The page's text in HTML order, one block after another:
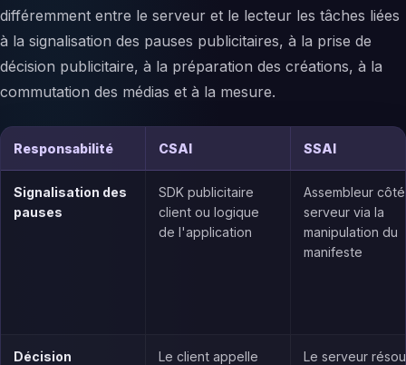
différemment entre le serveur et le lecteur les tâches liées
à la signalisation des pauses publicitaires, à la prise de
décision publicitaire, à la préparation des créations, à la
commutation des médias et à la mesure.
Responsabilité CSAI SSAI
Signalisation des
pauses
SDK publicitaire
client ou logique
de l'application
Assembleur côté
serveur via la
manipulation du
manifeste
Décision
Le client appelle
Le serveur